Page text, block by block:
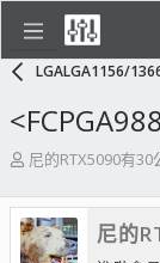
LGALGA1156/
主
發
起
人
尼的RTX5090有30
尼的